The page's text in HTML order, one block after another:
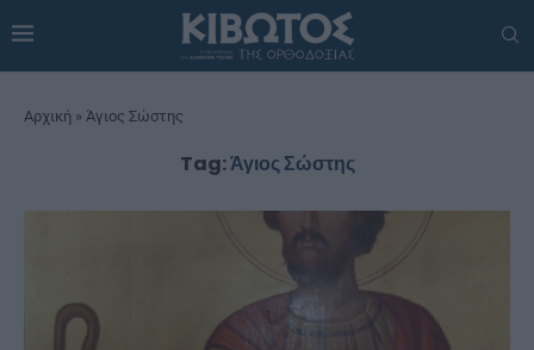
Αρχική » Άγιος Σώστης
Tag:Άγιος Σώστης